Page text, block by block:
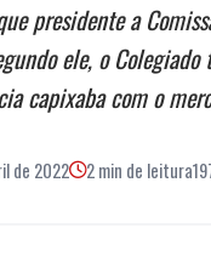
presidente a
ele, o
capixaba com o
de 2022 2 min de leitura